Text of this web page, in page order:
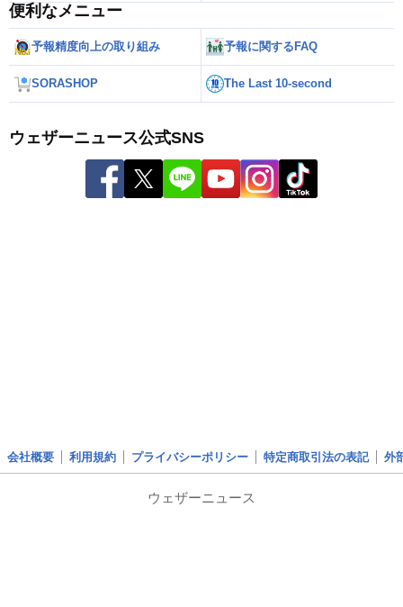
便利なメニュー
予報精度向上の取り組み 予報に関するFAQ
SORASHOP The Last 10-second
ウェザーニュース公式SNS
会社概要 利用規約 プライバシーポリシー 特定商取引法の表記 外
ウェザーニュース